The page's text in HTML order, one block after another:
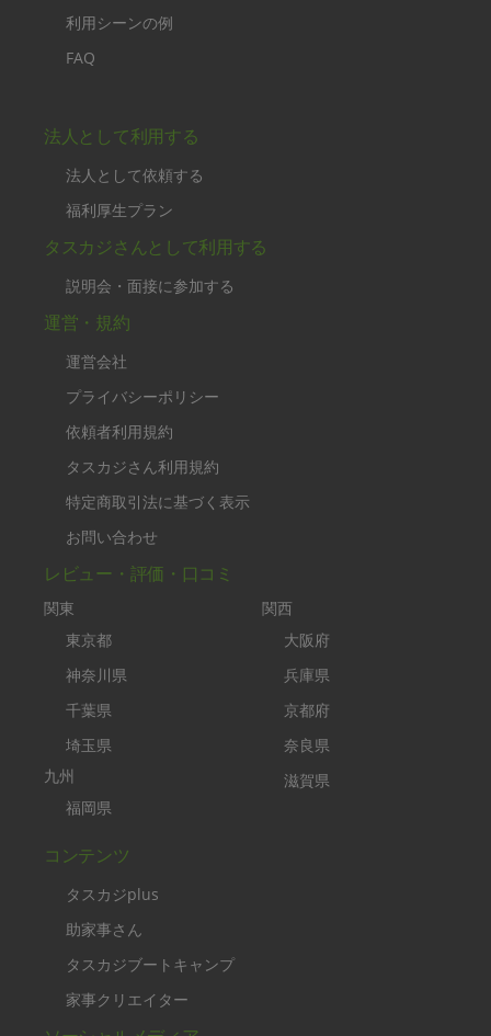
利用シーンの例
FAQ
法人として利用する
法人として依頼する
福利厚生プラン
タスカジさんとして利用する
説明会・面接に参加する
運営・規約
運営会社
プライバシーポリシー
依頼者利用規約
タスカジさん利用規約
特定商取引法に基づく表示
お問い合わせ
レビュー・評価・口コミ
関東
東京都
神奈川県
千葉県
埼玉県
九州
福岡県
関西
大阪府
兵庫県
京都府
奈良県
滋賀県
コンテンツ
タスカジplus
助家事さん
タスカジブートキャンプ
家事クリエイター